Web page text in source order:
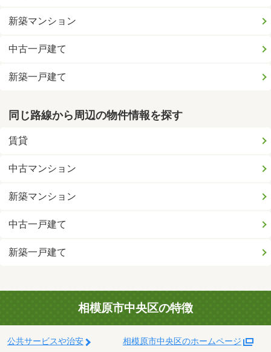
新築マンション
中古一戸建て
新築一戸建て
同じ路線から周辺の物件情報を探す
賃貸
中古マンション
新築マンション
中古一戸建て
新築一戸建て
相模原市中央区の特徴
公共サービスや治安 相模原市中央区のホームページ